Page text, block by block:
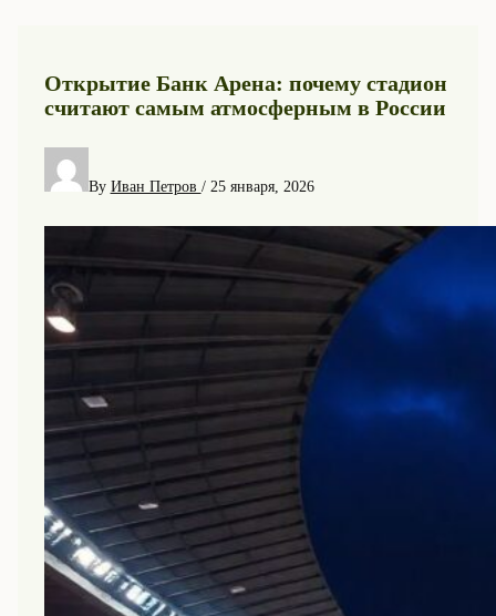
Открытие Банк Арена: почему стадион
считают самым атмосферным в России
By Иван Петров / 25 января, 2026